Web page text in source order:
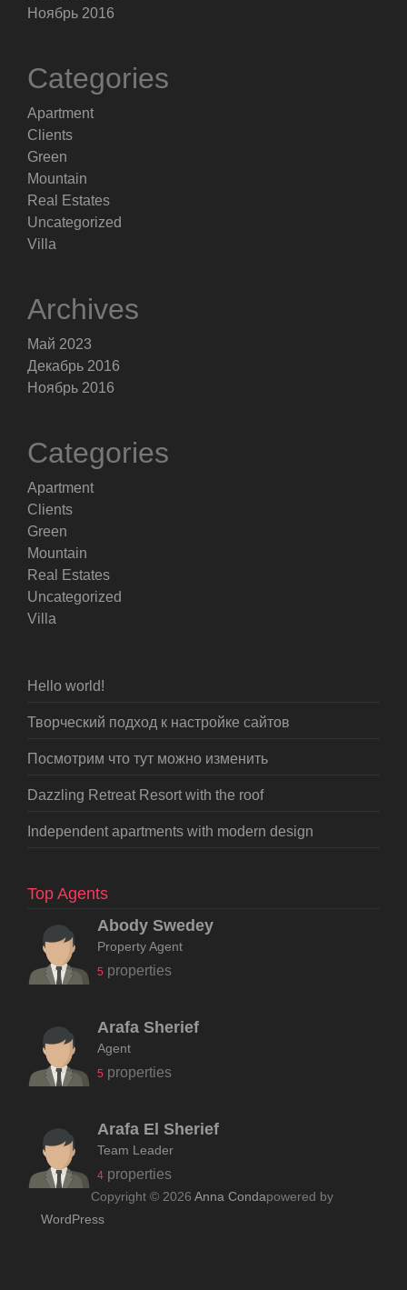
Ноябрь 2016
Categories
Apartment
Clients
Green
Mountain
Real Estates
Uncategorized
Villa
Archives
Май 2023
Декабрь 2016
Ноябрь 2016
Categories
Apartment
Clients
Green
Mountain
Real Estates
Uncategorized
Villa
Hello world!
Творческий подход к настройке сайтов
Посмотрим что тут можно изменить
Dazzling Retreat Resort with the roof
Independent apartments with modern design
Top Agents
Abody Swedey
Property Agent
5 properties
Arafa Sherief
Agent
5 properties
Arafa El Sherief
Team Leader
4 properties
Copyright © 2026 Anna Condapowered by
WordPress